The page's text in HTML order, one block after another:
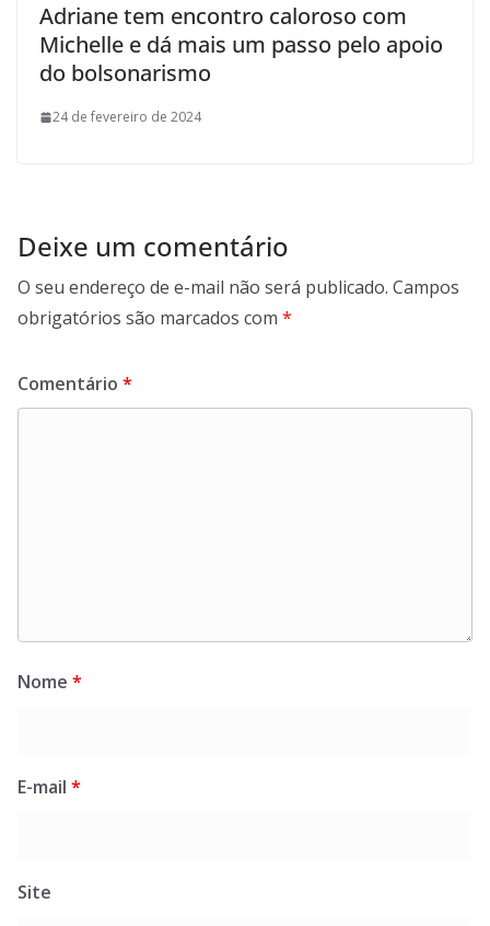
Adriane tem encontro caloroso com
Michelle e dá mais um passo pelo apoio
do bolsonarismo
24 de fevereiro de 2024
Deixe um comentário
O seu endereço de e-mail não será publicado. Campos
obrigatórios são marcados com *
Comentário *
Nome *
E-mail *
Site